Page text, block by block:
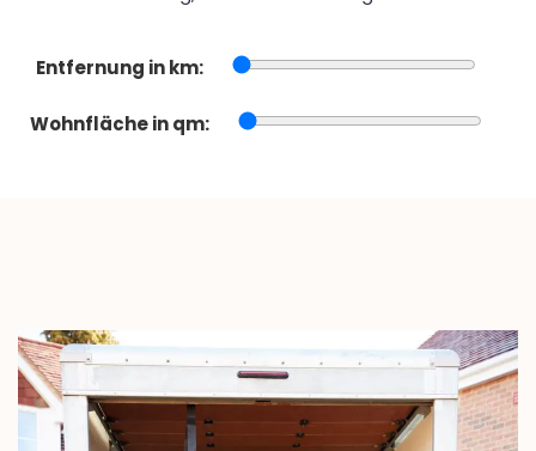
Entfernung in km:
Wohnfläche in qm: